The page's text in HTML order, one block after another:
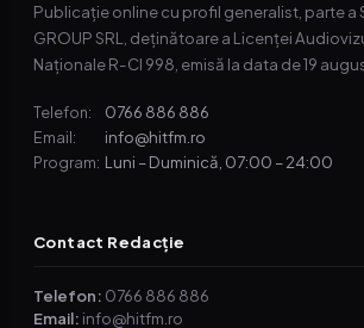
Publicație online cu profil generalist, parte a
GROUP SRL, deținătoare a Licenței
Naționale R-CI 998, emisă la data de 19
Telefon: 0766 886 886
Email: info@hitfm.ro
Program: Luni – Duminică, 07:00 – 24:00
Contact Redacție
Telefon: 0766 886 886
Email: info@hitfm.ro